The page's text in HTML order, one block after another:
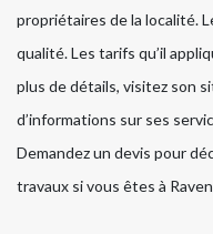
propriétaires de la localité.
qualité. Les tarifs qu’il
plus de détails, visitez son
d’informations sur ses
Demandez un devis pour
travaux si vous êtes à